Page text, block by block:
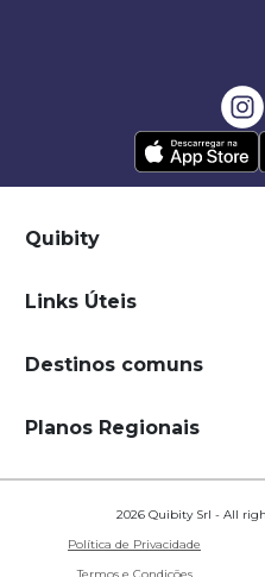
Quibity
Links Úteis
Destinos comuns
Planos Regionais
2026 Quibity Srl - All
Política de Privacidade